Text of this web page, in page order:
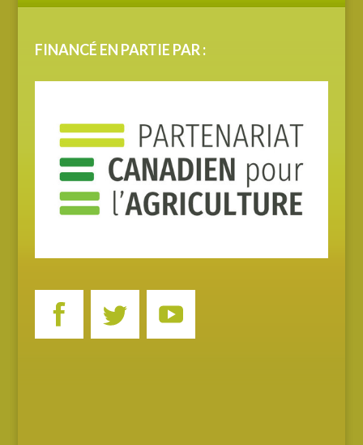
FINANCÉ EN PARTIE PAR :